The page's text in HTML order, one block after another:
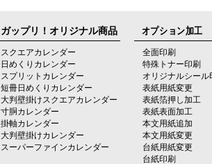
ガップリ！オリジナル商品
スクエアカレンダー
日めくりカレンダー
スプリットカレンダー
短冊日めくりカレンダー
大判壁掛けスクエアカレンダー
寸胴カレンダー
掛軸カレンダー
大判壁掛けカレンダー
スーパーファインカレンダー
オプション加工
全面印刷
特殊トナー印刷
オリジナルシール
表紙用紙変更
表紙箔押し加工
表紙表面加工
本文用紙追加
本文用紙変更
台紙用紙変更
台紙印刷